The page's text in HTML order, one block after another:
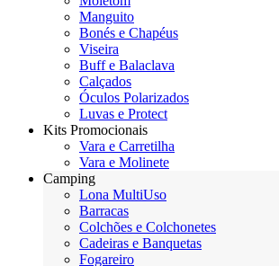
Manguito
Bonés e Chapéus
Viseira
Buff e Balaclava
Calçados
Óculos Polarizados
Luvas e Protect
Kits Promocionais
Vara e Carretilha
Vara e Molinete
Camping
Lona MultiUso
Barracas
Colchões e Colchonetes
Cadeiras e Banquetas
Fogareiro